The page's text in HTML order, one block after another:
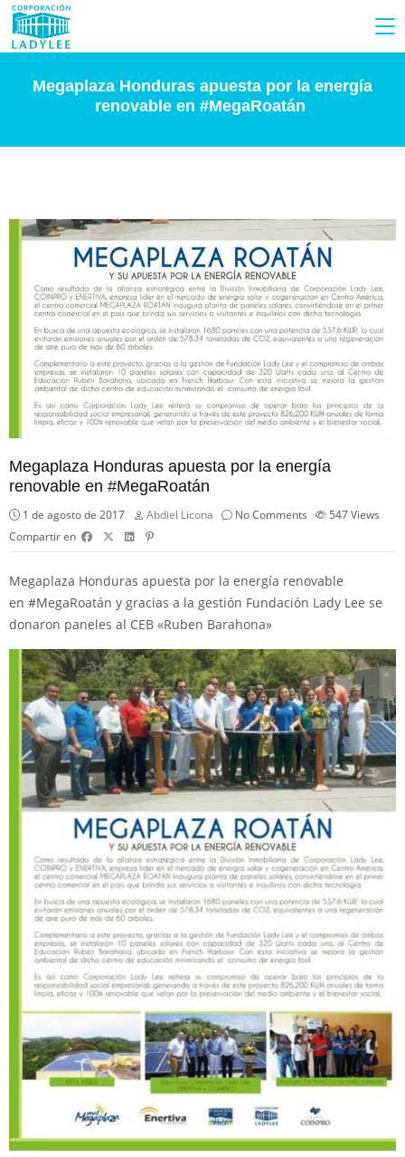
Megaplaza Honduras apuesta por la energía
renovable en #MegaRoatán
Megaplaza Honduras apuesta por la energía
renovable en #MegaRoatán
1 de agosto de 2017 Abdiel Licona No Comments 547Views
Compartir en
Megaplaza Honduras apuesta por la energía renovable
en #MegaRoatán y gracias a la gestión Fundación Lady Lee se
donaron paneles al CEB «Ruben Barahona»